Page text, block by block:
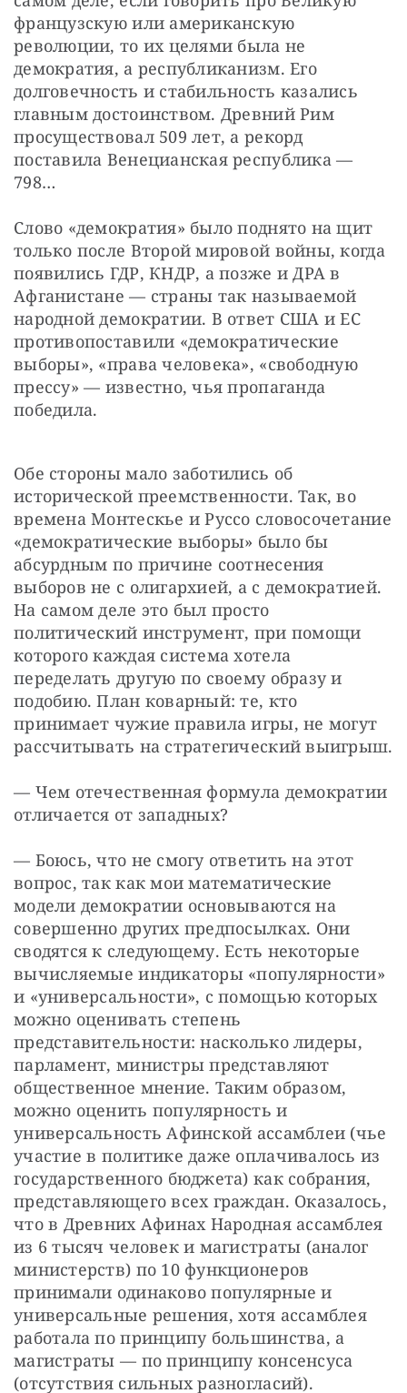
французскую или американскую
революции, то их целями была не
демократия, а республиканизм. Его
долговечность и стабильность казались
главным достоинством. Древний Рим
просуществовал 509 лет, а рекорд
поставила Венецианская республика —
798…
Слово «демократия» было поднято на щит
только после Второй мировой войны, когда
появились ГДР, КНДР, а позже и ДРА в
Афганистане — страны так называемой
народной демократии. В ответ США и ЕС
противопоставили «демократические
выборы», «права человека», «свободную
прессу» — известно, чья пропаганда
победила.
Обе стороны мало заботились об
исторической преемственности. Так, во
времена Монтескье и Руссо словосочетание
«демократические выборы» было бы
абсурдным по причине соотнесения
выборов не с олигархией, а с демократией.
На самом деле это был просто
политический инструмент, при помощи
которого каждая система хотела
переделать другую по своему образу и
подобию. План коварный: те, кто
принимает чужие правила игры, не могут
рассчитывать на стратегический выигрыш.
— Чем отечественная формула демократии
отличается от западных?
— Боюсь, что не смогу ответить на этот
вопрос, так как мои математические
модели демократии основываются на
совершенно других предпосылках. Они
сводятся к следующему. Есть некоторые
вычисляемые индикаторы «популярности»
и «универсальности», с помощью которых
можно оценивать степень
представительности: насколько лидеры,
парламент, министры представляют
общественное мнение. Таким образом,
можно оценить популярность и
универсальность Афинской ассамблеи (чье
участие в политике даже оплачивалось из
государственного бюджета) как собрания,
представляющего всех граждан. Оказалось,
что в Древних Афинах Народная ассамблея
из 6 тысяч человек и магистраты (аналог
министерств) по 10 функционеров
принимали одинаково популярные и
универсальные решения, хотя ассамблея
работала по принципу большинства, а
магистраты — по принципу консенсуса
(отсутствия сильных разногласий).